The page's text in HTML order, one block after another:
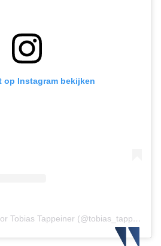
op Instagram bekijken
Een bericht gedeeld door Tobias Tappeiner (@tobias_tappeiner)